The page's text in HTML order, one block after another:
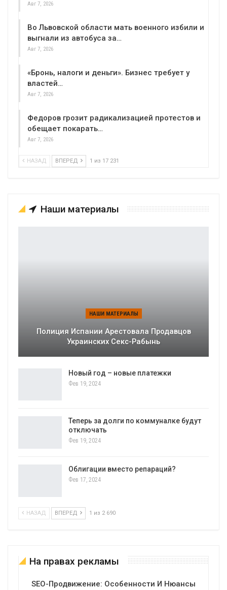
Авг 7, 2026
Во Львовской области мать военного избили и
выгнали из автобуса за…
Авг 7, 2026
«Бронь, налоги и деньги». Бизнес требует у
властей…
Авг 7, 2026
Федоров грозит радикализацией протестов и
обещает покарать…
Авг 7, 2026
НАЗАД ВПЕРЕД 1 из 17 231
Наши материалы
НАШИ МАТЕРИАЛЫ
Полиция Испании Арестовала Продавцов
Украинских Секс-Рабынь
Новый год – новые платежки
Фев 19, 2024
Теперь за долги по коммуналке будут
отключать
Фев 19, 2024
Облигации вместо репараций?
Фев 17, 2024
НАЗАД ВПЕРЕД 1 из 2 690
На правах рекламы
SEO-Продвижение: Особенности И Нюансы